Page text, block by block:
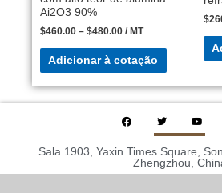
Ai2O3 90%
$460.00 – $480.00 / MT
Adicionar à cotação
$
Sala 1903, Yaxin Times Square,
Zhengzhou,